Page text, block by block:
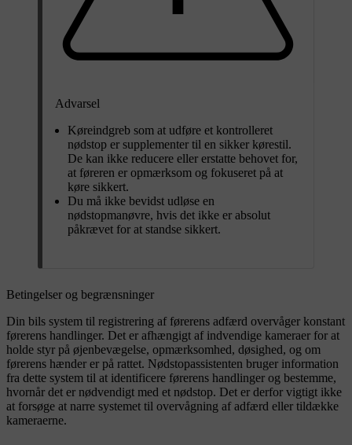
Advarsel
Køreindgreb som at udføre et kontrolleret
nødstop er supplementer til en sikker kørestil.
De kan ikke reducere eller erstatte behovet for,
at føreren er opmærksom og fokuseret på at
køre sikkert.
Du må ikke bevidst udløse en
nødstopmanøvre, hvis det ikke er absolut
påkrævet for at standse sikkert.
Betingelser og begrænsninger
Din bils system til registrering af førerens adfærd overvåger konstant
førerens handlinger. Det er afhængigt af indvendige kameraer for at
holde styr på øjenbevægelse, opmærksomhed, døsighed, og om
førerens hænder er på rattet. Nødstopassistenten bruger information
fra dette system til at identificere førerens handlinger og bestemme,
hvornår det er nødvendigt med et nødstop. Det er derfor vigtigt ikke
at forsøge at narre systemet til overvågning af adfærd eller tildække
kameraerne.